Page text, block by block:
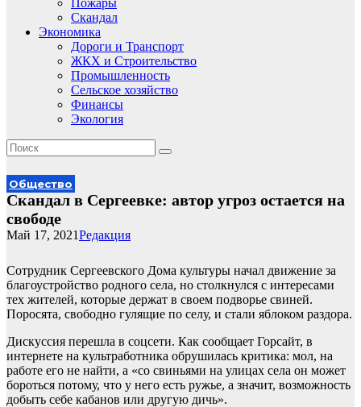
Пожары
Скандал
Экономика
Дороги и Транспорт
ЖКХ и Строительство
Промышленность
Сельское хозяйство
Финансы
Экология
Общество
Скандал в Сергеевке: автор угроз остается на
свободе
Редакция
Май 17, 2021
Сотрудник Сергеевского Дома культуры начал движение за
благоустройство родного села, но столкнулся с интересами
тех жителей, которые держат в своем подворье свиней.
Поросята, свободно гулящие по селу, и стали яблоком раздора.
Дискуссия перешла в соцсети. Как сообщает Горсайт, в
интернете на культработника обрушилась критика: мол, на
работе его не найти, а «со свиньями на улицах села он может
бороться потому, что у него есть ружье, а значит, возможность
добыть себе кабанов или другую дичь».